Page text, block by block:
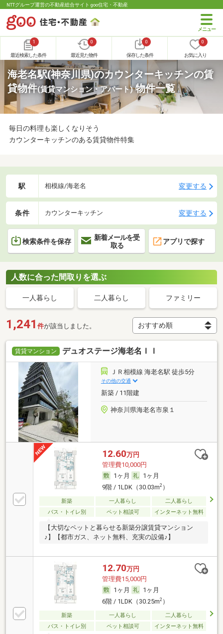
NTTグループ運営の不動産総合サイト goo住宅・不動産
1
最近検索した条件
0
最近見た物件
0
保存した条件
0
お気に入り
海老名駅(神奈川県)のカウンターキッチンの賃
貸物件(賃貸マンション・アパート)物件一覧
毎日の料理も楽しくなりそう
カウンターキッチンのある賃貸物件特集
駅 相模線/海老名 変更する
条件 カウンターキッチン 変更する
検索条件を保存
新着メールを受
取る
アプリで探す
人数に合った間取りを選ぶ
一人暮らし 二人暮らし ファミリー
1,241 件が該当しました。
賃貸マンション デュオステージ海老名ＩＩ
ＪＲ相模線 海老名駅 徒歩5分
その他の交通
新築 / 11階建
神奈川県海老名市泉１
12.60万円
管理費10,000円
1ヶ月
1ヶ月
9階 / 1LDK（30.03m2）
新築 一人暮らし
二人暮らし
バス・トイレ別
ペット相談可 インターネット無料
【大切なペットと暮らせる新築分譲賃貸マンション
♪】【都市ガス、ネット無料、充実の設備♪】
12.70万円
管理費15,000円
1ヶ月
1ヶ月
6階 / 1LDK（30.25m2）
新築 一人暮らし
二人暮らし
バス・トイレ別
ペット相談可 インターネット無料